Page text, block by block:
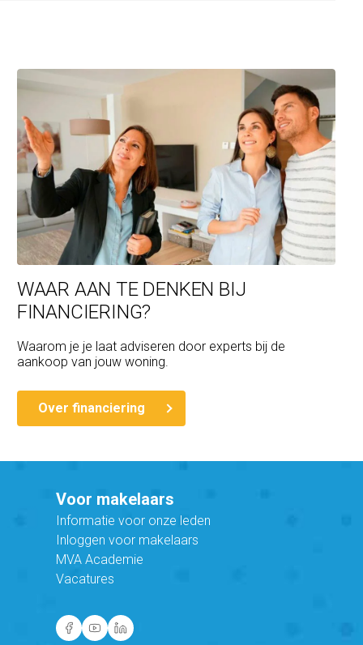
WAAR AAN TE DENKEN BIJ
FINANCIERING?
Waarom je je laat adviseren door experts bij de
aankoop van jouw woning.
Over financiering
Voor makelaars
Informatie voor onze leden
Inloggen voor makelaars
MVA Academie
Vacatures